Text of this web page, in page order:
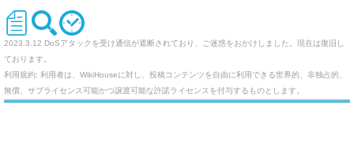
2023.3.12 DoSアタックを受け通信が遮断されており、ご迷惑をおかけしました。現在は復旧し
ております。
利用規約: 利用者は、WikiHouseに対し、投稿コンテンツを自由に利用できる世界的、非独占的、
無償、サブライセンス可能かつ譲渡可能な許諾ライセンスを付与するものとします。